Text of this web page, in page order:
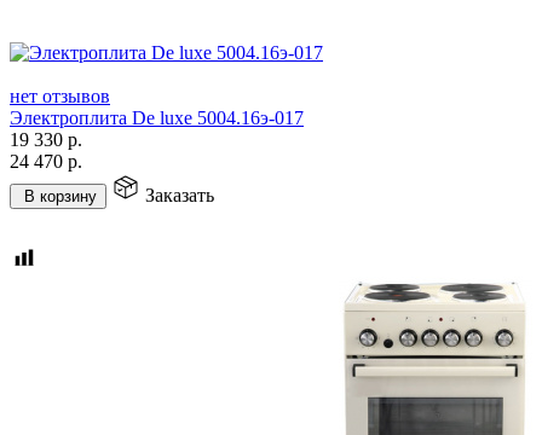
нет отзывов
Электроплита De luxe 5004.16э-017
19 330 р.
24 470 р.
В корзину Заказать